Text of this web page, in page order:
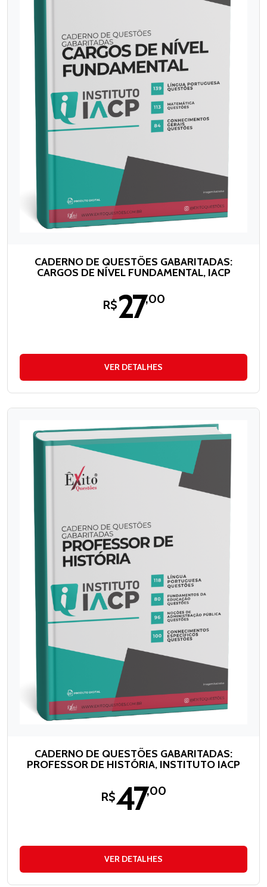
CADERNO DE QUESTÕES GABARITADAS:
CARGOS DE NÍVEL FUNDAMENTAL, IACP
R$27,00
VER DETALHES
CADERNO DE QUESTÕES GABARITADAS:
PROFESSOR DE HISTÓRIA, INSTITUTO IACP
R$47,00
VER DETALHES